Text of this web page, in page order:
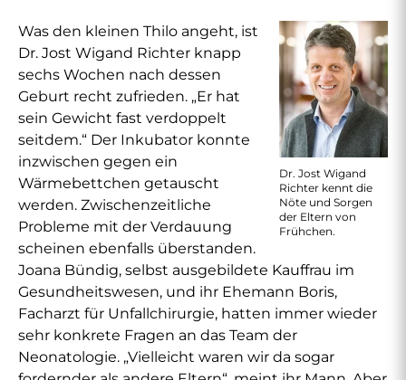
Dr. Jost Wigand
Richter kennt die
Nöte und Sorgen
der Eltern von
Frühchen.
Was den kleinen Thilo angeht, ist
Dr. Jost Wigand Richter knapp
sechs Wochen nach dessen
Geburt recht zufrieden. „Er hat
sein Gewicht fast verdoppelt
seitdem.“ Der Inkubator konnte
inzwischen gegen ein
Wärmebettchen getauscht
werden. Zwischenzeitliche
Probleme mit der Verdauung
scheinen ebenfalls überstanden.
Joana Bündig, selbst ausgebildete Kauffrau im
Gesundheitswesen, und ihr Ehemann Boris,
Facharzt für Unfallchirurgie, hatten immer wieder
sehr konkrete Fragen an das Team der
Neonatologie. „Vielleicht waren wir da sogar